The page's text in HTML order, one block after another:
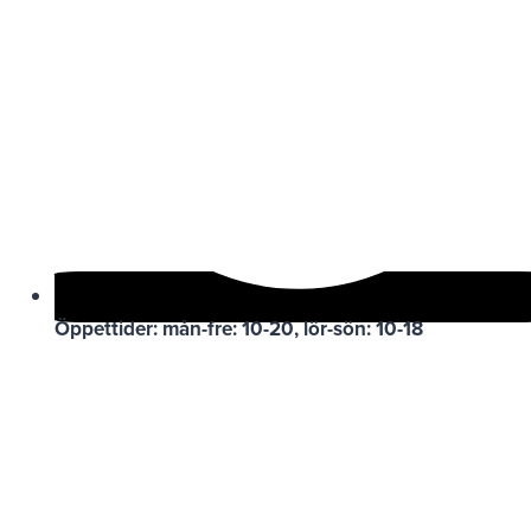
Öppettider: mån-fre: 10-20, lör-sön: 10-18